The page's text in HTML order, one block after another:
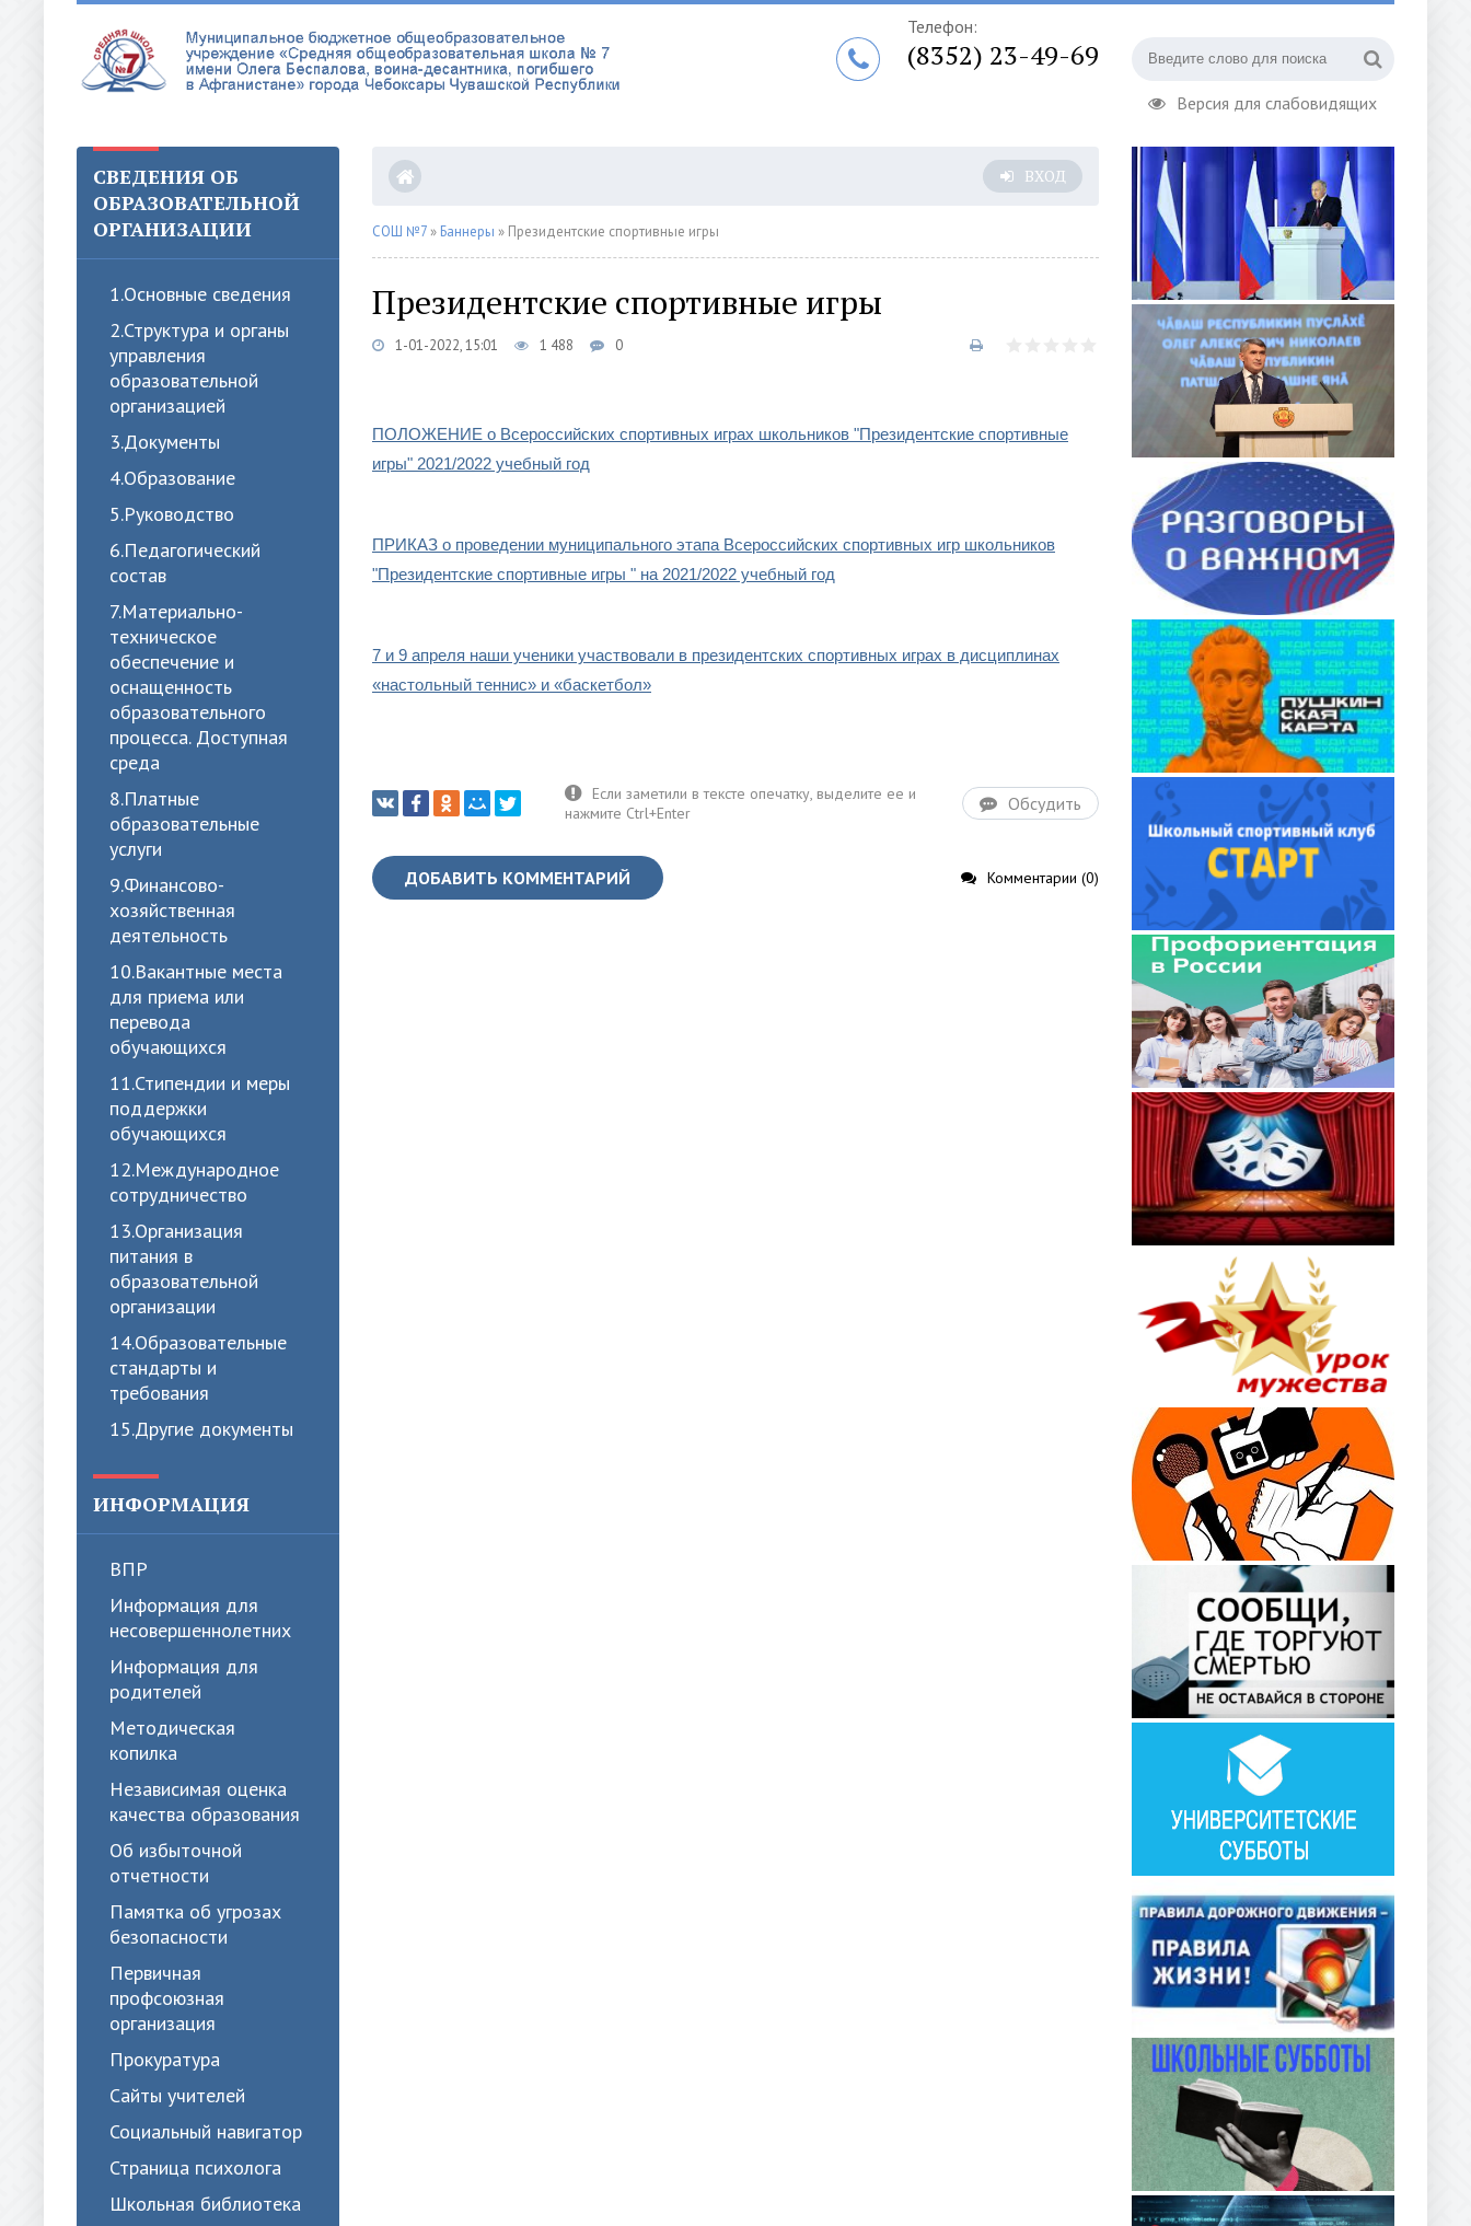
Версия для слабовидящих
Телефон:
(8352) 23-49-69
СВЕДЕНИЯ ОБ
ОБРАЗОВАТЕЛЬНОЙ
ОРГАНИЗАЦИИ
1.Oсновные сведения
2.Структура и органы
управления
образовательной
организацией
3.Документы
4.Образование
5.Руководство
6.Педагогический
состав
7.Материально-
техническое
обеспечение и
оснащенность
образовательного
процесса. Доступная
среда
8.Платные
образовательные
услуги
9.Финансово-
хозяйственная
деятельность
10.Вакантные места
для приема или
перевода
обучающихся
11.Стипендии и меры
поддержки
обучающихся
12.Международное
сотрудничество
13.Организация
питания в
образовательной
организации
14.Образовательные
стандарты и
требования
15.Другие документы
ИНФОРМАЦИЯ
ВПР
Информация для
несовершеннолетних
Информация для
родителей
Методическая
копилка
Независимая оценка
качества образования
Об избыточной
отчетности
Памятка об угрозах
безопасности
Первичная
профсоюзная
организация
Прокуратура
Сайты учителей
Социальный навигатор
Страница психолога
Школьная библиотека
ВХОД
СОШ №7 » Баннеры » Президентские спортивные игры
Президентские спортивные игры
1-01-2022, 15:01 1 488 0
ПОЛОЖЕНИЕ о Всероссийских спортивных играх школьников "Президентские спортивные
игры" 2021/2022 учебный год
ПРИКАЗ о проведении муниципального этапа Всероссийских спортивных игр школьников
"Президентские спортивные игры " на 2021/2022 учебный год
7 и 9 апреля наши ученики участвовали в президентских спортивных играх в дисциплинах
«настольный теннис» и «баскетбол»
Обсудить
ДОБАВИТЬ КОММЕНТАРИЙ Комментарии (0)